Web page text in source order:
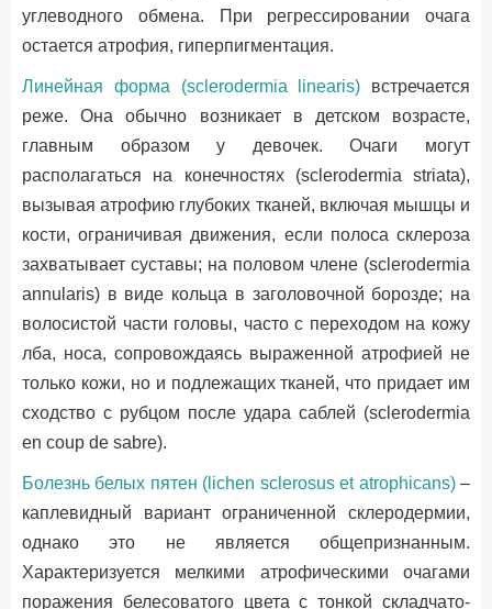
углеводного обмена. При регрессировании очага
остается атрофия, гиперпигментация.
Линейная форма (sclerodermia linearis) встречается
реже. Она обычно возникает в детском возрасте,
главным образом у девочек. Очаги могут
располагаться на конечностях (sclerodermia striata),
вызывая атрофию глубоких тканей, включая мышцы и
кости, ограничивая движения, если полоса склероза
захватывает суставы; на половом члене (sclerodermia
annularis) в виде кольца в заголовочной борозде; на
волосистой части головы, часто с переходом на кожу
лба, носа, сопровождаясь выраженной атрофией не
только кожи, но и подлежащих тканей, что придает им
сходство с рубцом после удара саблей (sclerodermia
en coup de sabre).
Болезнь белых пятен (lichen sclerosus et atrophicans)–
каплевидный вариант ограниченной склеродермии,
однако это не является общепризнанным.
Характеризуется мелкими атрофическими очагами
поражения белесоватого цвета с тонкой складчато-